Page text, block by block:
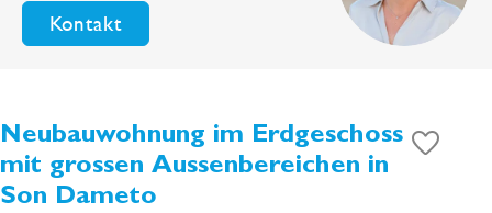
Kontakt
Neubauwohnung im Erdgeschoss
mit grossen Aussenbereichen in
Son Dameto